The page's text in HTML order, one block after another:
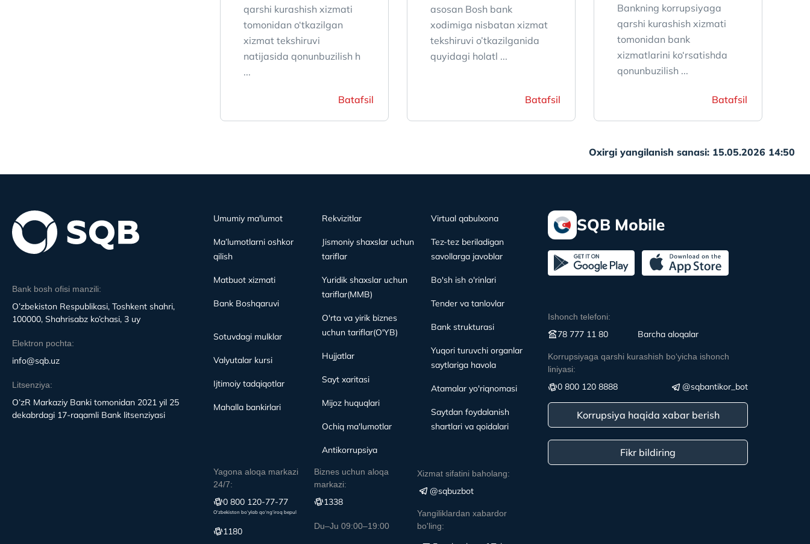
qarshi kurashish xizmati
tomonidan o‘tkazilgan
xizmat tekshiruvi
natijasida qonunbuzilish h
...
Batafsil
asosan Bosh bank
xodimiga nisbatan xizmat
tekshiruvi o’tkazilganida
quyidagi holatl ...
Batafsil
Bankning korrupsiyaga
qarshi kurashish xizmati
tomonidan bank
xizmatlarini ko‘rsatishda
qonunbuzilish ...
Batafsil
Oxirgi yangilanish sanasi: 15.05.2026 14:50
Bank bosh ofisi manzili:
O’zbekiston Respublikasi, Toshkent shahri,
100000, Shahrisabz ko’chasi, 3 uy
Elektron pochta:
info@sqb.uz
Litsenziya:
O’zR Markaziy Banki tomonidan 2021 yil 25
dekabrdagi 17-raqamli Bank litsenziyasi
Umumiy ma'lumot
Ma’lumotlarni oshkor
qilish
Matbuot xizmati
Bank Boshqaruvi
Sotuvdagi mulklar
Valyutalar kursi
Ijtimoiy tadqiqotlar
Mahalla bankirlari
Rekvizitlar
Jismoniy shaxslar uchun
tariflar
Yuridik shaxslar uchun
tariflar(MMB)
O'rta va yirik biznes
uchun tariflar(O'YB)
Hujjatlar
Sayt xaritasi
Mijoz huquqlari
Ochiq ma'lumotlar
Antikorrupsiya
Virtual qabulxona
Tez-tez beriladigan
savollarga javoblar
Bo'sh ish o'rinlari
Tender va tanlovlar
Bank strukturasi
Yuqori turuvchi organlar
saytlariga havola
Atamalar yo'riqnomasi
Saytdan foydalanish
shartlari va qoidalari
Yagona aloqa markazi
24/7:
0 800 120-77-77
O‘zbekiston bo‘ylab qo‘ng‘iroq bepul
1180
Biznes uchun aloqa
markazi:
1338
Du–Ju 09:00–19:00
Xizmat sifatini baholang:
@sqbuzbot
Yangiliklardan xabardor
bo'ling:
SQB Mobile
Ishonch telefoni:
78 777 11 80 Вarcha aloqalar
Korrupsiyaga qarshi kurashish boʻyicha ishonch
liniyasi:
0 800 120 8888 @sqbantikor_bot
Korrupsiya haqida xabar berish
Fikr bildiring